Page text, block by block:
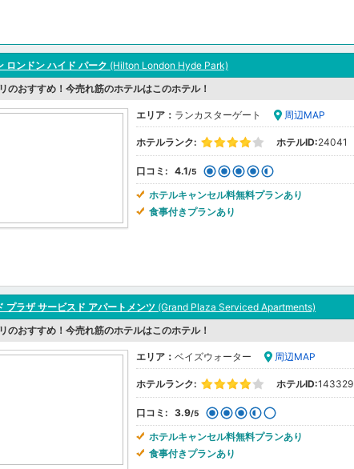
ロンドン ハイド パーク (Hilton London Hyde Park)
のおすすめ！今売れ筋のホテルはこのホテル！
エリア： ランカスターゲート 周辺MAP
ホテルランク: ホテルID:24041
口コミ: 4.1/5
ホテルキャンセル料無料プランあり
食事付きプランあり
プラザ サービスド アパートメンツ (Grand Plaza Serviced Apartments)
のおすすめ！今売れ筋のホテルはこのホテル！
エリア： ベイズウォーター 周辺MAP
ホテルランク: ホテルID:143329
口コミ: 3.9/5
ホテルキャンセル料無料プランあり
食事付きプランあり